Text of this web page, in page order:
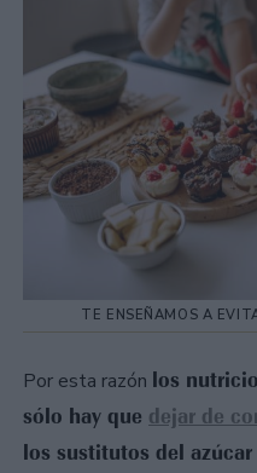
TE ENSEÑAMOS A
Por esta razón los
sólo hay que dejar de
los sustitutos del